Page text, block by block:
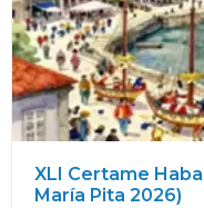
XLI Certame
María Pita 2026)